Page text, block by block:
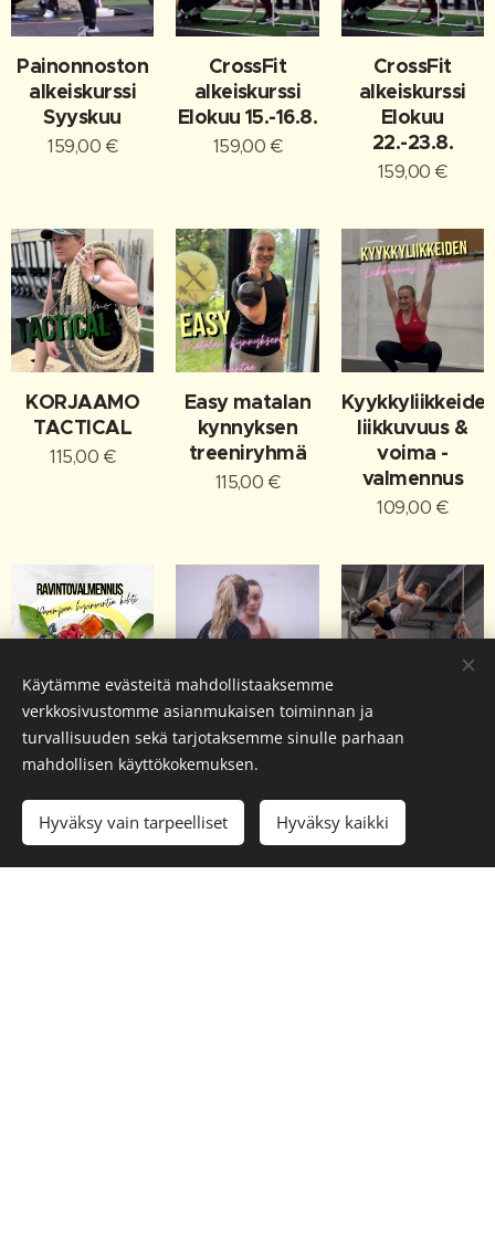
Painonnoston
alkeiskurssi
Syyskuu
159,00 €
CrossFit
alkeiskurssi
Elokuu 15.-16.8.
159,00 €
CrossFit
alkeiskurssi
Elokuu
22.-23.8.
159,00 €
KORJAAMO
TACTICAL
115,00 €
Easy matalan
kynnyksen
treeniryhmä
115,00 €
liikkuvuus &
voima -
valmennus
109,00 €
Ravintovalmennus
250,00€
Yksilö
alkeiskurssi
Drop In -
Ajanvaraus
Käytämme evästeitä mahdollistaaksemme
verkkosivustomme asianmukaisen toiminnan ja
turvallisuuden sekä tarjotaksemme sinulle parhaan
mahdollisen käyttökokemuksen.
Hyväksy vain tarpeelliset Hyväksy kaikki